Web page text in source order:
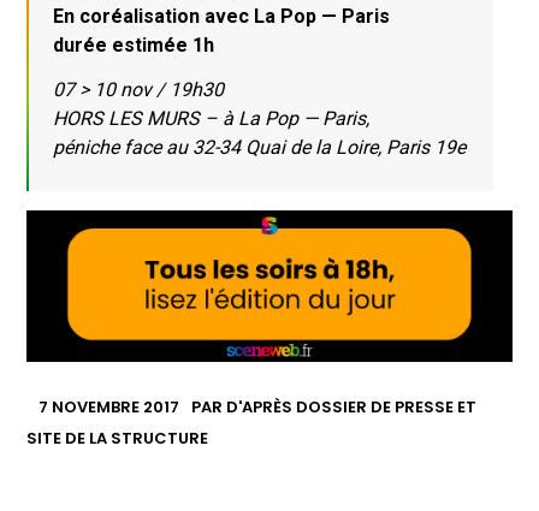
En coréalisation avec La Pop — Paris
durée estimée 1h
07 > 10 nov / 19h30
HORS LES MURS – à La Pop — Paris,
péniche face au 32-34 Quai de la Loire, Paris 19e
7 NOVEMBRE 2017 PAR D'APRÈS DOSSIER DE PRESSE ET
SITE DE LA STRUCTURE